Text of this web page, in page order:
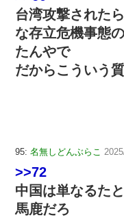
台湾攻撃された
な存立危機事態
たんやで
だからこういう
95: 名無しどんぶらこ
>>72
中国は単なるた
馬鹿だろ